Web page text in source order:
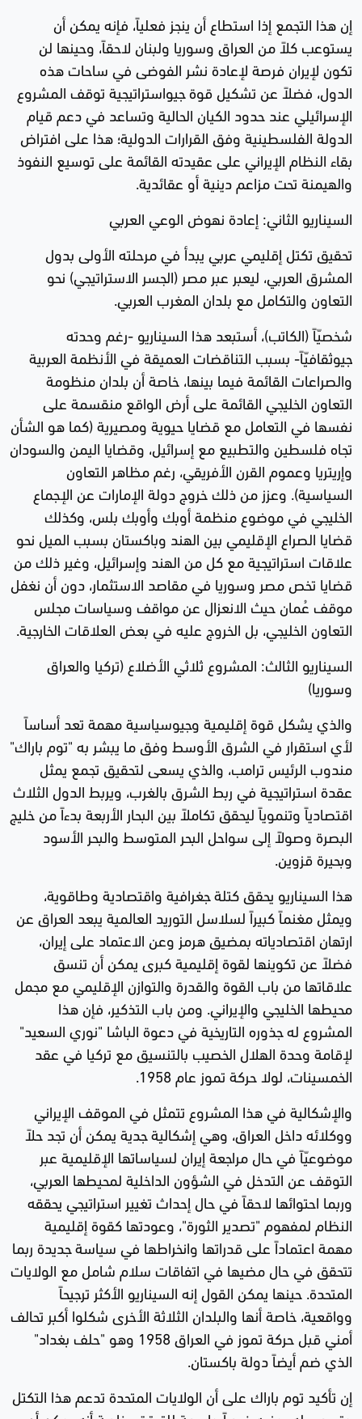
إن هذا التجمع إذا استطاع أن ينجز فعلياً، فإنه يمكن أن
يستوعب كلاً من العراق وسوريا ولبنان لاحقاً، وحينها لن
تكون لإيران فرصة لإعادة نشر الفوضى في ساحات هذه
الدول، فضلاً عن تشكيل قوة جيواستراتيجية توقف المشروع
الإسرائيلي عند حدود الكيان الحالية وتساعد في دعم قيام
الدولة الفلسطينية وفق القرارات الدولية؛ هذا على افتراض
بقاء النظام الإيراني على عقيدته القائمة على توسيع النفوذ
والهيمنة تحت مزاعم دينية أو عقائدية.
السيناريو الثاني: إعادة نهوض الوعي العربي
تحقيق تكتل إقليمي عربي يبدأ في مرحلته الأولى بدول
المشرق العربي، ليعبر عبر مصر (الجسر الاستراتيجي) نحو
التعاون والتكامل مع بلدان المغرب العربي.
شخصيّاً (الكاتب)، أستبعد هذا السيناريو -رغم وحدته
جيوثقافيّاً- بسبب التناقضات العميقة في الأنظمة العربية
والصراعات القائمة فيما بينها، خاصة أن بلدان منظومة
التعاون الخليجي القائمة على أرض الواقع منقسمة على
نفسها في التعامل مع قضايا حيوية ومصيرية (كما هو الشأن
تجاه فلسطين والتطبيع مع إسرائيل، وقضايا اليمن والسودان
وإريتريا وعموم القرن الأفريقي، رغم مظاهر التعاون
السياسية). وعزز من ذلك خروج دولة الإمارات عن الإجماع
الخليجي في موضوع منظمة أوبك وأوبك بلس، وكذلك
قضايا الصراع الإقليمي بين الهند وباكستان بسبب الميل نحو
علاقات استراتيجية مع كل من الهند وإسرائيل، وغير ذلك من
قضايا تخص مصر وسوريا في مقاصد الاستثمار، دون أن نغفل
موقف عُمان حيث الانعزال عن مواقف وسياسات مجلس
التعاون الخليجي، بل الخروج عليه في بعض العلاقات الخارجية.
السيناريو الثالث: المشروع ثلاثي الأضلاع (تركيا والعراق
وسوريا)
والذي يشكل قوة إقليمية وجيوسياسية مهمة تعد أساساً
لأي استقرار في الشرق الأوسط وفق ما يبشر به "توم باراك"
مندوب الرئيس ترامب، والذي يسعى لتحقيق تجمع يمثل
عقدة استراتيجية في ربط الشرق بالغرب، ويربط الدول الثلاث
اقتصادياً وتنموياً ليحقق تكاملاً بين البحار الأربعة بدءاً من خليج
البصرة وصولاً إلى سواحل البحر المتوسط والبحر الأسود
وبحيرة قزوين.
هذا السيناريو يحقق كتلة جغرافية واقتصادية وطاقوية،
ويمثل مغنماً كبيراً لسلاسل التوريد العالمية يبعد العراق عن
ارتهان اقتصادياته بمضيق هرمز وعن الاعتماد على إيران،
فضلاً عن تكوينها لقوة إقليمية كبرى يمكن أن تنسق
علاقاتها من باب القوة والقدرة والتوازن الإقليمي مع مجمل
محيطها الخليجي والإيراني. ومن باب التذكير، فإن هذا
المشروع له جذوره التاريخية في دعوة الباشا "نوري السعيد"
لإقامة وحدة الهلال الخصيب بالتنسيق مع تركيا في عقد
الخمسينات، لولا حركة تموز عام 1958.
والإشكالية في هذا المشروع تتمثل في الموقف الإيراني
ووكلائه داخل العراق، وهي إشكالية جدية يمكن أن تجد حلاً
موضوعيّاً في حال مراجعة إيران لسياساتها الإقليمية عبر
التوقف عن التدخل في الشؤون الداخلية لمحيطها العربي،
وربما احتوائها لاحقاً في حال إحداث تغيير استراتيجي يحققه
النظام لمفهوم "تصدير الثورة"، وعودتها كقوة إقليمية
مهمة اعتماداً على قدراتها وانخراطها في سياسة جديدة ربما
تتحقق في حال مضيها في اتفاقات سلام شامل مع الولايات
المتحدة. حينها يمكن القول إنه السيناريو الأكثر ترجيحاً
وواقعية، خاصة أنها والبلدان الثلاثة الأخرى شكلوا أكبر تحالف
أمني قبل حركة تموز في العراق 1958 وهو "حلف بغداد"
الذي ضم أيضاً دولة باكستان.
إن تأكيد توم باراك على أن الولايات المتحدة تدعم هذا التكتل